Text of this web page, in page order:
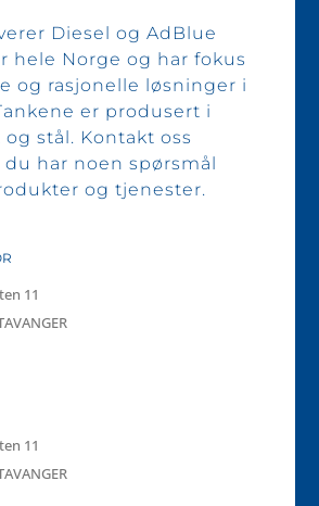
Diesel og AdBlue
hele Norge og har fokus
og rasjonelle løsninger i
er produsert i
og stål. Kontakt oss
har noen spørsmål
og tjenester.
11
11